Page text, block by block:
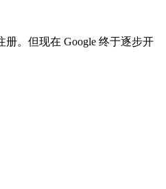
。但现在 Google 终于逐步开